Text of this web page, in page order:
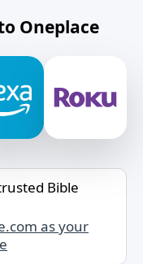
Oneplace
Bible
as your